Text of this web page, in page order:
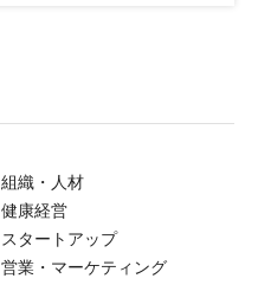
組織・人材
健康経営
スタートアップ
営業・マーケティング